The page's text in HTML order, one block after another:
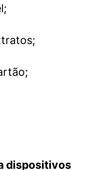
dispositivos